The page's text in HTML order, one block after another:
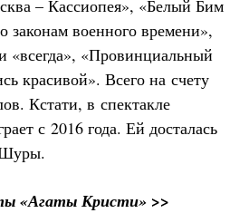
– Кассиопея», «Белый Бим
военного времени»,
«всегда», «Провинциальный
красивой». Всего на счету
Кстати, в спектакле
с 2016 года. Ей досталась
Шуры.
«Агаты Кристи» >>